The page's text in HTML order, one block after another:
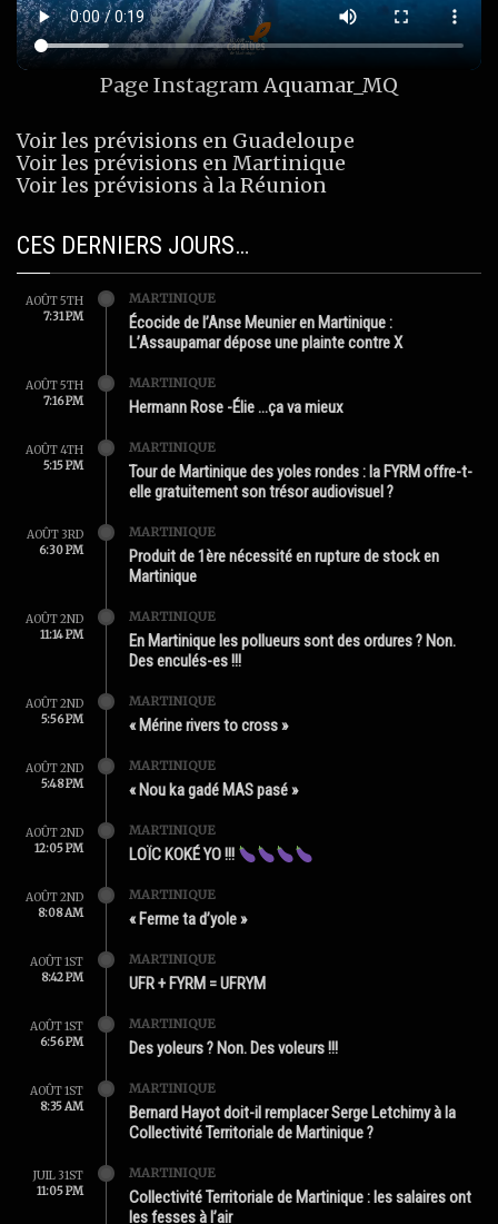
Page InstagramAquamar_MQ
Voir les prévisions en Guadeloupe
Voir les prévisions en Martinique
Voir les prévisions à la Réunion
CES DERNIERS JOURS…
AOÛT 5TH
7:31 PM
MARTINIQUE
Écocide de l’Anse Meunier en Martinique :
L’Assaupamar dépose une plainte contre X
AOÛT 5TH
7:16 PM
MARTINIQUE
Hermann Rose -Élie …ça va mieux
AOÛT 4TH
5:15 PM
MARTINIQUE
Tour de Martinique des yoles rondes : la FYRM offre-t-
elle gratuitement son trésor audiovisuel ?
AOÛT 3RD
6:30 PM
MARTINIQUE
Produit de 1ère nécessité en rupture de stock en
Martinique
AOÛT 2ND
11:14 PM
MARTINIQUE
En Martinique les pollueurs sont des ordures ? Non.
Des enculés-es !!!
AOÛT 2ND
5:56 PM
MARTINIQUE
« Mérine rivers to cross »
AOÛT 2ND
5:48 PM
MARTINIQUE
« Nou ka gadé MAS pasé »
AOÛT 2ND
12:05 PM
MARTINIQUE
LOÏC KOKÉ YO !!!
AOÛT 2ND
8:08 AM
MARTINIQUE
« Ferme ta d’yole »
AOÛT 1ST
8:42 PM
MARTINIQUE
UFR + FYRM = UFRYM
AOÛT 1ST
6:56 PM
MARTINIQUE
Des yoleurs ? Non. Des voleurs !!!
AOÛT 1ST
8:35 AM
MARTINIQUE
Bernard Hayot doit-il remplacer Serge Letchimy à la
Collectivité Territoriale de Martinique ?
JUIL 31ST
11:05 PM
MARTINIQUE
Collectivité Territoriale de Martinique : les salaires ont
les fesses à l’air